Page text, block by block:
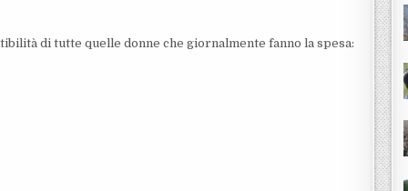
di tutte quelle donne che giornalmente fanno la spesa: